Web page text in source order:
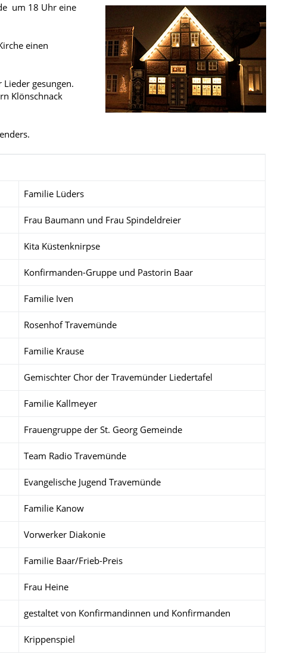
um 18 Uhr eine
einen
gesungen.
Klönschnack
Familie Lüders
Frau Baumann und Frau Spindeldreier
Kita Küstenknirpse
Konfirmanden-Gruppe und Pastorin Baar
Familie Iven
Rosenhof Travemünde
Familie Krause
Gemischter Chor der Travemünder Liedertafel
Familie Kallmeyer
Frauengruppe der St. Georg Gemeinde
Team Radio Travemünde
Evangelische Jugend Travemünde
Familie Kanow
Vorwerker Diakonie
Familie Baar/Frieb-Preis
Frau Heine
gestaltet von Konfirmandinnen und Konfirmanden
Krippenspiel